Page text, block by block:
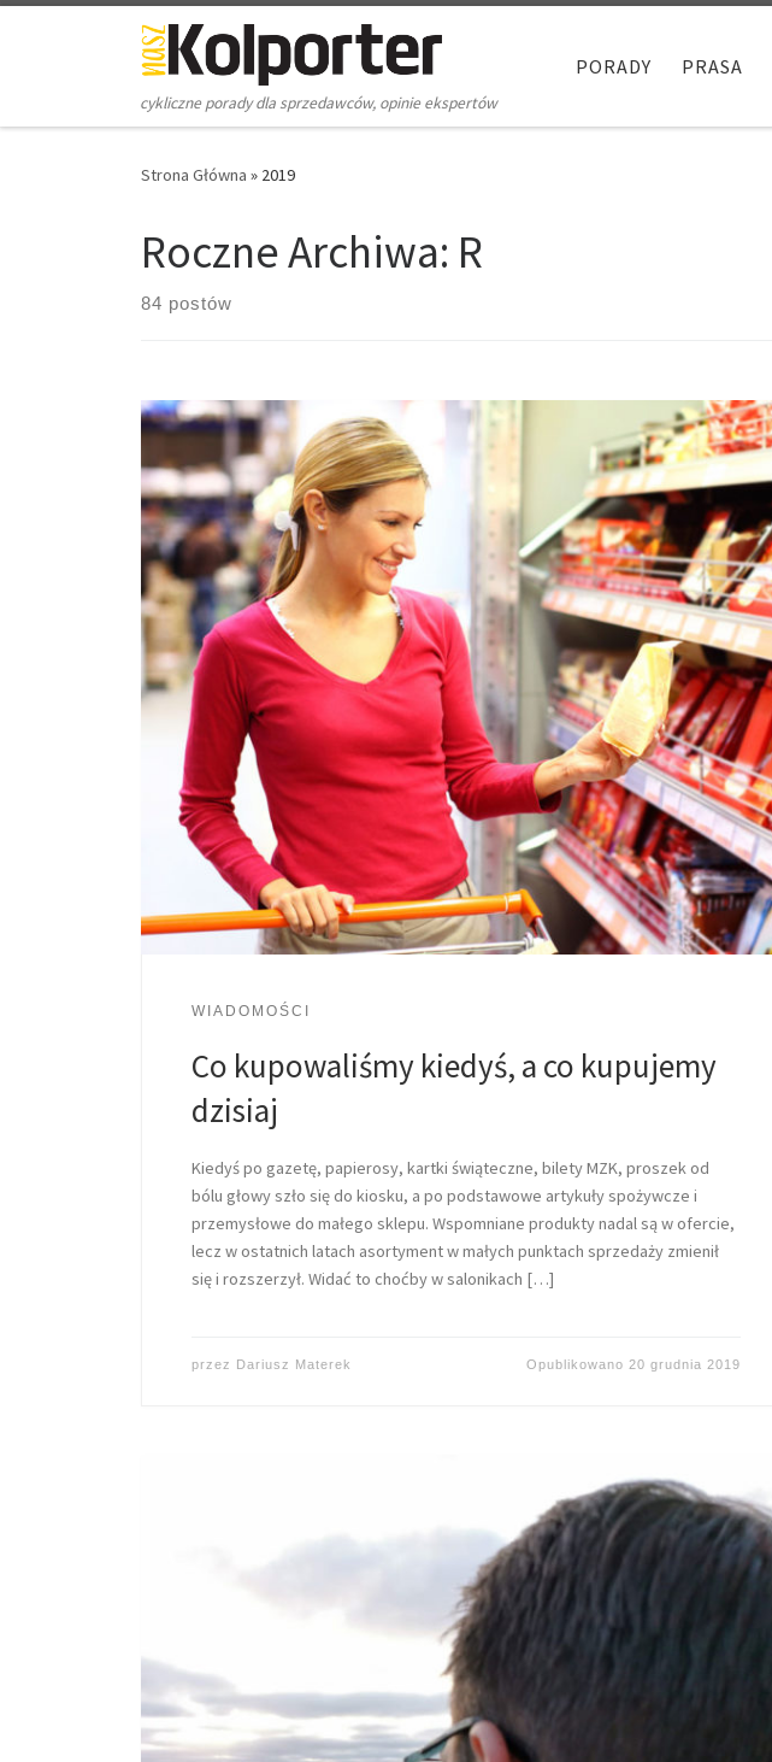
Skip to content
cykliczne porady dla sprzedawców, opinie ekspertów
PORADY PRASA
Strona Główna » 2019
Roczne Archiwa: R
84 postów
WIADOMOŚCI
Co kupowaliśmy kiedyś, a co kupujemy
dzisiaj
Kiedyś po gazetę, papierosy, kartki świąteczne, bilety MZK, proszek od
bólu głowy szło się do kiosku, a po podstawowe artykuły spożywcze i
przemysłowe do małego sklepu. Wspomniane produkty nadal są w ofercie,
lecz w ostatnich latach asortyment w małych punktach sprzedaży zmienił
się i rozszerzył. Widać to choćby w salonikach […]
przez Dariusz Materek Opublikowano 20 grudnia 2019